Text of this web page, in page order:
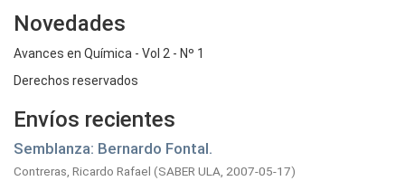
Novedades
Avances en Química - Vol 2 - Nº 1
Derechos reservados
Envíos recientes
Semblanza: Bernardo Fontal.
Contreras, Ricardo Rafael (SABER ULA, 2007-05-17)